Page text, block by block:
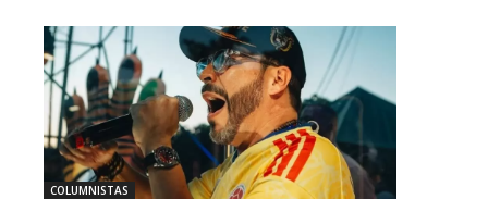
COLUMNISTAS